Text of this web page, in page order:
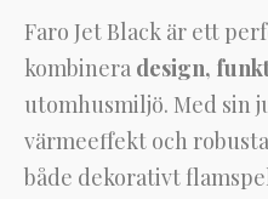
Faro Jet Black är ett
kombinera design,
utomhusmiljö. Med sin
värmeeffekt och
både dekorativt